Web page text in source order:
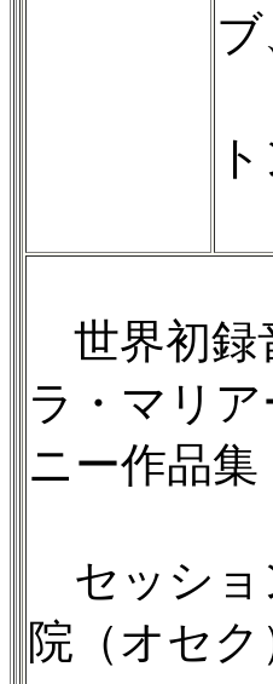
世界初録
ラ・マリ
ニー作品集
セッショ
院（オセク